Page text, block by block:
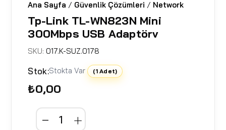
Ana Sayfa / Güvenlik Çözümleri / Network
Tp-Link TL-WN823N Mini
300Mbps USB Adaptörv
SKU:017.K-SUZ.0178
Stok:Stokta Var (1 Adet)
₺0,00